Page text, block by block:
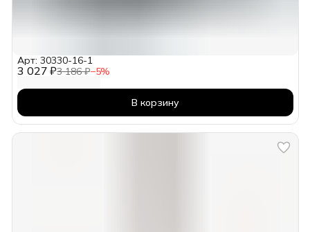
3 027 ₽3 186 ₽−5%
Арт: 30330-16-1
В корзину